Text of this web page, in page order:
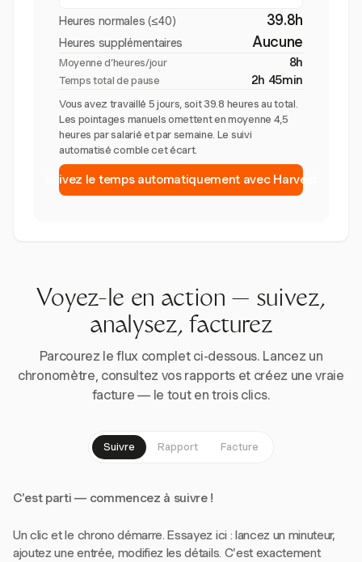
Heures normales (≤40) 39.8h
Heures supplémentaires Aucune
Moyenne d’heures/jour 8h
Temps total de pause 2h 45min
Vous avez travaillé 5 jours, soit 39.8 heures au total.
Les pointages manuels omettent en moyenne 4,5
heures par salarié et par semaine. Le suivi
automatisé comble cet écart.
Suivez le temps automatiquement avec Harvest
Voyez-le en action — suivez,
analysez, facturez
Parcourez le flux complet ci-dessous. Lancez un
chronomètre, consultez vos rapports et créez une vraie
facture — le tout en trois clics.
Suivre Rapport Facture
C'est parti — commencez à suivre !
Un clic et le chrono démarre. Essayez ici : lancez un minuteur,
ajoutez une entrée, modifiez les détails. C'est exactement